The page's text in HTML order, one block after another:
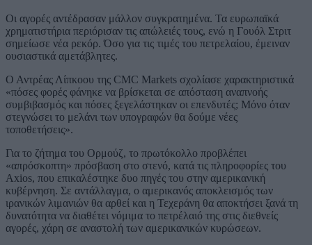
Οι αγορές αντέδρασαν μάλλον συγκρατημένα. Τα ευρωπαϊκά
χρηματιστήρια περιόρισαν τις απώλειές τους, ενώ η Γουόλ Στριτ
σημείωσε νέα ρεκόρ. Όσο για τις τιμές του πετρελαίου, έμειναν
ουσιαστικά αμετάβλητες.
Ο Αντρέας Λίπκοου της CMC Markets σχολίασε χαρακτηριστικά
«πόσες φορές φάνηκε να βρίσκεται σε απόσταση αναπνοής
συμβιβασμός και πόσες ξεγελάστηκαν οι επενδυτές; Μόνο όταν
στεγνώσει το μελάνι των υπογραφών θα δούμε νέες
τοποθετήσεις».
Για το ζήτημα του Ορμούζ, το πρωτόκολλο προβλέπει
«απρόσκοπτη» πρόσβαση στο στενό, κατά τις πληροφορίες του
Axios, που επικαλέστηκε δυο πηγές του στην αμερικανική
κυβέρνηση. Σε αντάλλαγμα, ο αμερικανός αποκλεισμός των
ιρανικών λιμανιών θα αρθεί και η Τεχεράνη θα αποκτήσει ξανά τη
δυνατότητα να διαθέτει νόμιμα το πετρέλαιό της στις διεθνείς
αγορές, χάρη σε αναστολή των αμερικανικών κυρώσεων.